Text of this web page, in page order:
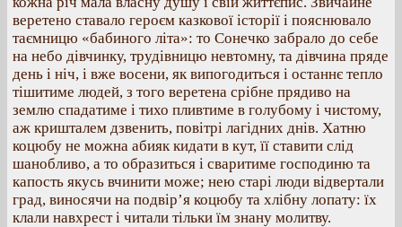
веретено ставало героєм казкової історії і пояснювало
таємницю «бабиного літа»: то Сонечко забрало до себе
на небо дівчинку, трудівницю невтомну, та дівчина пряде
день і ніч, і вже восени, як випогодиться і останнє тепло
тішитиме людей, з того веретена срібне прядиво на
землю спадатиме і тихо пливтиме в голубому і чистому,
аж кришталем дзвенить, повітрі лагідних днів. Хатню
коцюбу не можна абияк кидати в кут, її ставити слід
шанобливо, а то образиться і сваритиме господиню та
капость якусь вчинити може; нею старі люди відвертали
град, виносячи на подвір’я коцюбу та хлібну лопату: їх
клали навхрест і читали тільки їм знану молитву.